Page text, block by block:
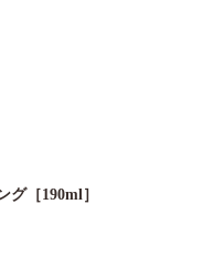
グ［190ml］